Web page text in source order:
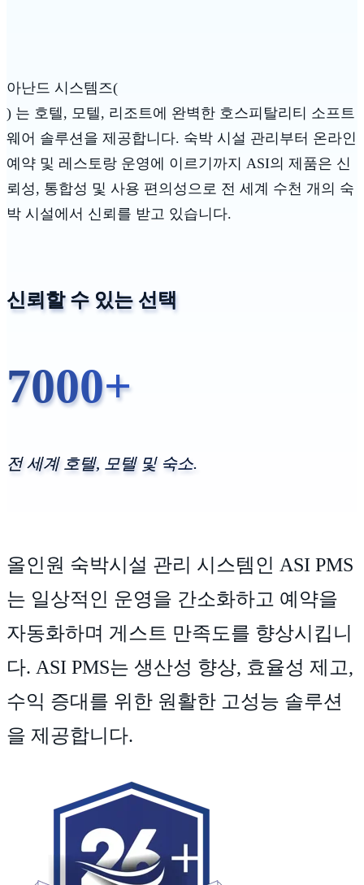
아난드 시스템즈(
) 는 호텔, 모텔, 리조트에 완벽한 호스피탈리티 소프트
웨어 솔루션을 제공합니다. 숙박 시설 관리부터 온라인
예약 및 레스토랑 운영에 이르기까지 ASI의 제품은 신
뢰성, 통합성 및 사용 편의성으로 전 세계 수천 개의 숙
박 시설에서 신뢰를 받고 있습니다.
신뢰할 수 있는 선택
7000+
전 세계 호텔, 모텔 및 숙소.
올인원 숙박시설 관리 시스템인 ASI PMS
는 일상적인 운영을 간소화하고 예약을
자동화하며 게스트 만족도를 향상시킵니
다. ASI PMS는 생산성 향상, 효율성 제고,
수익 증대를 위한 원활한 고성능 솔루션
을 제공합니다.